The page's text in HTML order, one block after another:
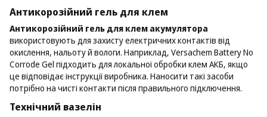
Антикорозійний гель для клем
Антикорозійний гель для клем акумулятора
використовують для захисту електричних контактів від
окислення, нальоту й вологи. Наприклад, Versachem Battery No
Corrode Gel підходить для локальної обробки клем АКБ, якщо
це відповідає інструкції виробника. Наносити такі засоби
потрібно на чисті контакти після правильного підключення.
Технічний вазелін